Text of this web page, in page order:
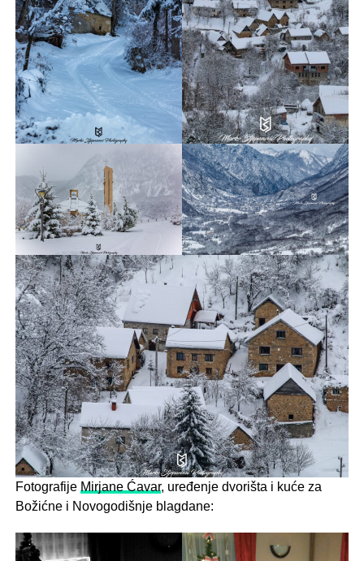
Fotografije Mirjane Ćavar, uređenje dvorišta i kuće za
Božićne i Novogodišnje blagdane: